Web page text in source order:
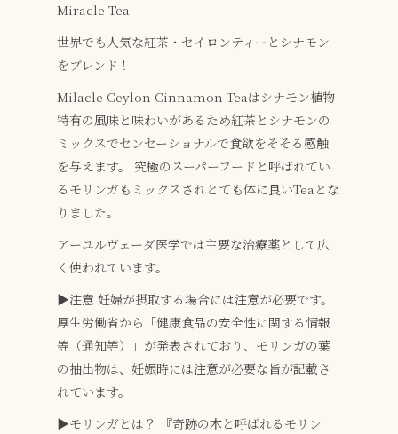
Miracle Tea
世界でも人気な紅茶・セイロンティーとシナモン
をブレンド！
Milacle Ceylon Cinnamon Teaはシナモン植物
特有の風味と味わいがあるため紅茶とシナモンの
ミックスでセンセーショナルで食欲をそそる感触
を与えます。
究極のスーパーフードと呼ばれてい
るモリンガもミックスされとても体に良いTeaとな
りました。
アーユルヴェーダ医学では主要な治療薬として広
く使われています。
▶︎注意 妊婦が摂取する場合には注意が必要です。
厚生労働省から「健康食品の安全性に関する情報
等（通知等）」が発表されており、モリンガの葉
の抽出物は、妊娠時には注意が必要な旨が記載さ
れています。
▶︎モリンガとは？
『奇跡の木と呼ばれるモリン